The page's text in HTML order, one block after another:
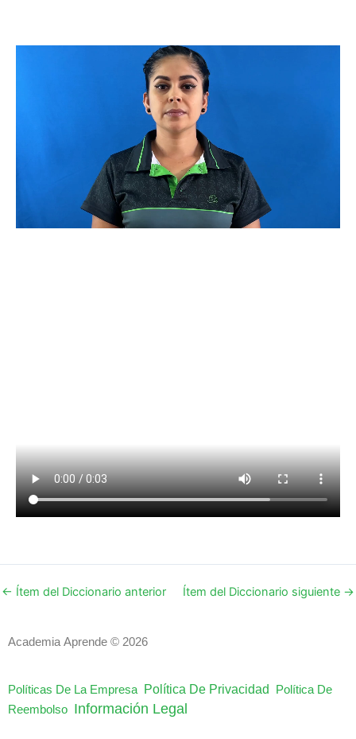
← Ítem del Diccionario anterior Ítem del Diccionario siguiente →
Academia Aprende © 2026
Políticas De La Empresa Política De Privacidad
Política De
Reembolso Información Legal